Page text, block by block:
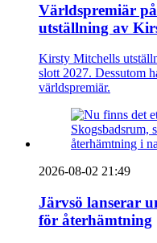
Världspremiär
utställning av
Kirsty Mitchells
slott 2027. Dessutom
världspremiär.
2026-08-02 21:49
Järvsö lanserar
för återhämtning